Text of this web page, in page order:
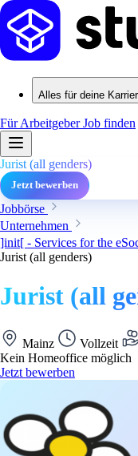
Alles für deine
Für ArbeitgeberJob finden
Jurist (all genders)
Jetzt bewerben
Jobbörse
Unternehmen
]init[ - Services for the
Jurist (all genders)
Jurist (all
Mainz Vollzeit
Kein Homeoffice möglich
Jetzt bewerben